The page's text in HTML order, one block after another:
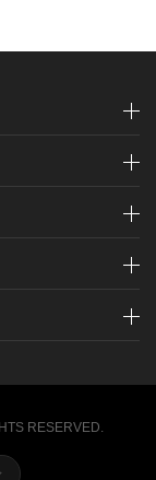
RESERVED.